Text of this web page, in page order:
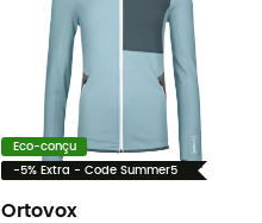
Eco-conçu
-5% Extra - Code Summer5
Ortovox